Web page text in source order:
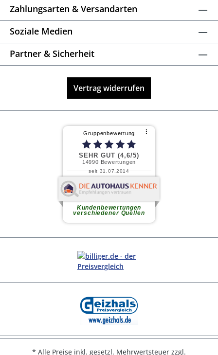
Zahlungsarten & Versandarten
Soziale Medien
Partner & Sicherheit
Vertrag widerrufen
* Alle Preise inkl. gesetzl. Mehrwertsteuer zzgl.